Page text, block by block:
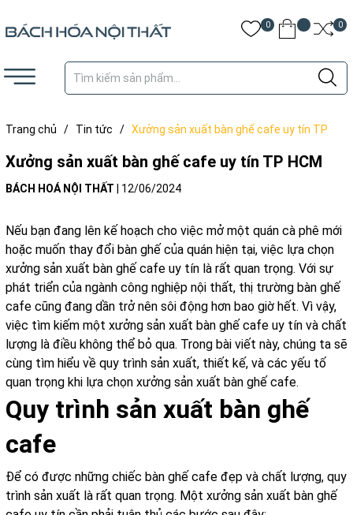
0 0
Trang chủ / Tin tức / Xưởng sản xuất bàn ghế cafe uy tín TP
Xưởng sản xuất bàn ghế cafe uy tín TP HCM
BÁCH HOÁ NỘI THẤT 12/06/2024
Nếu bạn đang lên kế hoạch cho việc mở một quán cà phê mới
hoặc muốn thay đổi bàn ghế của quán hiện tại, việc lựa chọn
xưởng sản xuất bàn ghế cafe uy tín là rất quan trọng. Với sự
phát triển của ngành công nghiệp nội thất, thị trường bàn ghế
cafe cũng đang dần trở nên sôi động hơn bao giờ hết. Vì vậy,
việc tìm kiếm một xưởng sản xuất bàn ghế cafe uy tín và chất
lượng là điều không thể bỏ qua. Trong bài viết này, chúng ta sẽ
cùng tìm hiểu về quy trình sản xuất, thiết kế, và các yếu tố
quan trọng khi lựa chọn xưởng sản xuất bàn ghế cafe.
Quy trình sản xuất bàn ghế
cafe
Để có được những chiếc bàn ghế cafe đẹp và chất lượng, quy
trình sản xuất là rất quan trọng. Một xưởng sản xuất bàn ghế